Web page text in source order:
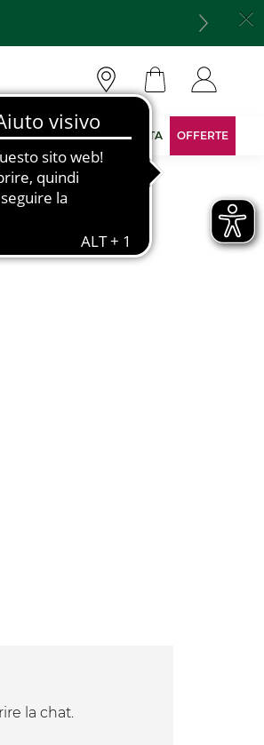
AREA RISERVATA OFFERTE
la chat.